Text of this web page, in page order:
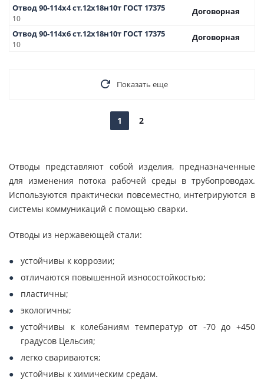
Отвод 90-114х4 ст.12х18н10т ГОСТ 17375
10
Договорная
Отвод 90-114х6 ст.12х18н10т ГОСТ 17375
10
Договорная
Показать еще
1 2
Отводы представляют собой изделия, предназначенные
для изменения потока рабочей среды в трубопроводах.
Используются практически повсеместно, интегрируются в
системы коммуникаций с помощью сварки.
Отводы из нержавеющей стали:
устойчивы к коррозии;
отличаются повышенной износостойкостью;
пластичны;
экологичны;
устойчивы к колебаниям температур от -70 до +450
градусов Цельсия;
легко свариваются;
устойчивы к химическим средам.